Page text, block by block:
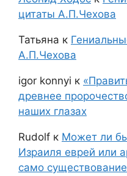
цитаты А.П.Чехова
Татьяна к
А.П.Чехова
igor konnyi к
древнее
наших глазах
Rudolf к Может ли
Израиля еврей или
само